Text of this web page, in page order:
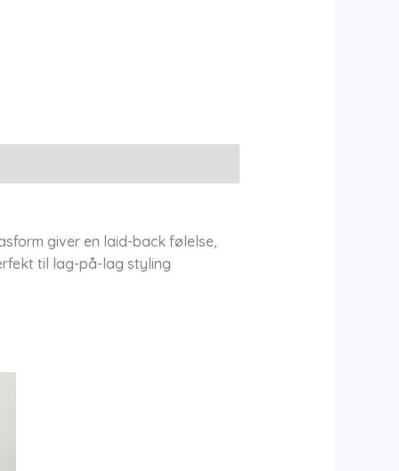
giver en laid-back følelse,
til lag-på-lag styling